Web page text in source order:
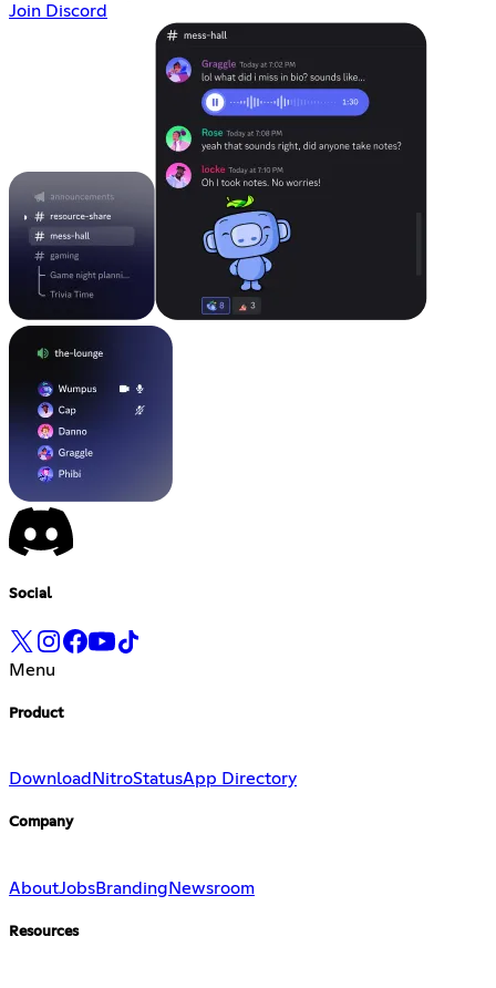
Join Discord
Social
Menu
Product
Download NitroStatusApp Directory
Company
AboutJobsBranding Newsroom
Resources